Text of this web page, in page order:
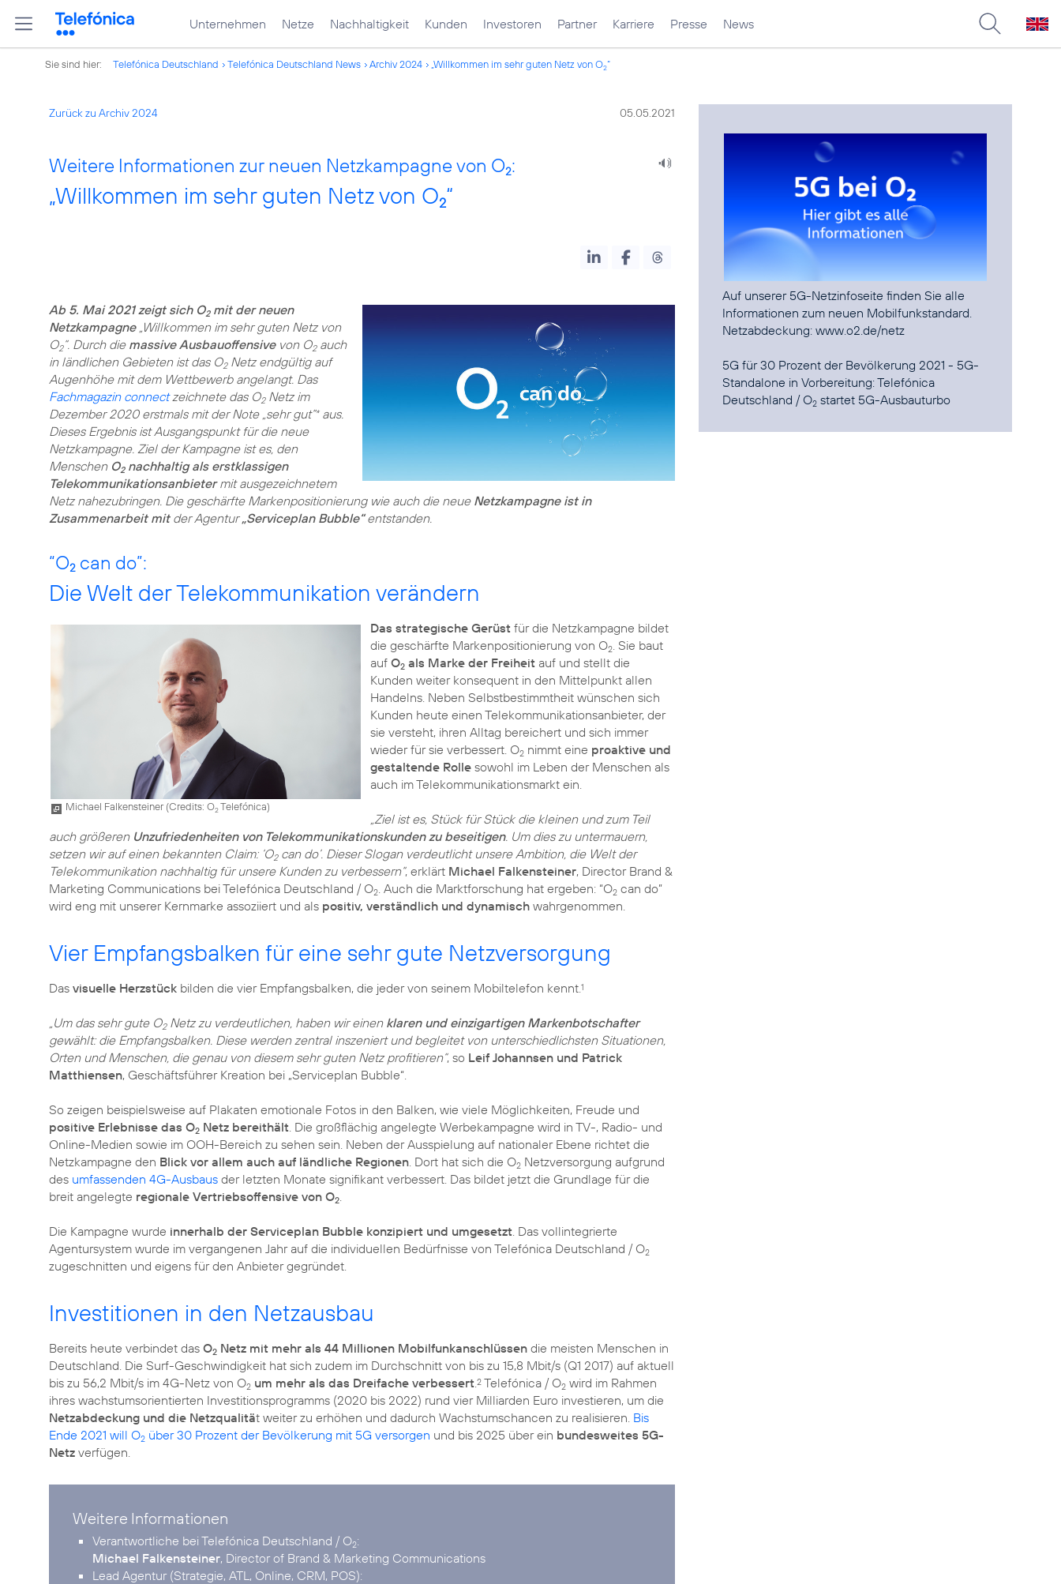
Unternehmen Netze Nachhaltigkeit Kunden Investoren Partner Karriere Presse News
Sie sind hier: Telefónica Deutschland Telefónica Deutschland News Archiv 2024 „Willkommen im sehr guten Netz von O2“
Zurück zu Archiv 2024 05.05.2021
Weitere Informationen zur neuen Netzkampagne von O2:
„Willkommen im sehr guten Netz von O2“
Ab 5. Mai 2021 zeigt sich O2mit der neuen
Netzkampagne„Willkommen im sehr guten Netz von
O2“. Durch die massive Ausbauoffensivevon O2auch
in ländlichen Gebieten ist das O2Netz endgültig auf
Augenhöhe mit dem Wettbewerb angelangt. Das
Fachmagazin connectzeichnete das O2Netz im
Dezember 2020 erstmals mit der Note „sehr gut“*aus.
Dieses Ergebnis ist Ausgangspunkt für die neue
Netzkampagne. Ziel der Kampagne ist es, den
Menschen O2nachhaltig als erstklassigen
Telekommunikationsanbietermit ausgezeichnetem
Netz nahezubringen. Die geschärfte Markenpositionierung wie auch die neue Netzkampagne ist in
Zusammenarbeit mitder Agentur„Serviceplan Bubble“entstanden.
“O2 can do”:
Die Welt der Telekommunikation verändern
Michael Falkensteiner (Credits: O2Telefónica)
Das strategische Gerüst für die Netzkampagne bildet
die geschärfte Markenpositionierung von O2. Sie baut
auf O2als Marke der Freiheit auf und stellt die
Kunden weiter konsequent in den Mittelpunkt allen
Handelns. Neben Selbstbestimmtheit wünschen sich
Kunden heute einen Telekommunikationsanbieter, der
sie versteht, ihren Alltag bereichert und sich immer
wieder für sie verbessert. O2nimmt eine proaktive und
gestaltende Rollesowohl im Leben der Menschen als
auch im Telekommunikationsmarkt ein.
„Ziel ist es, Stück für Stück die kleinen und zum Teil
auch größeren Unzufriedenheiten von Telekommunikationskunden zu beseitigen. Um dies zu untermauern,
setzen wir auf einen bekannten Claim: ‘O2can do’. Dieser Slogan verdeutlicht unsere Ambition, die Welt der
Telekommunikation nachhaltig für unsere Kunden zu verbessern“, erklärt Michael Falkensteiner, Director Brand &
Marketing Communications bei Telefónica Deutschland / O2. Auch die Marktforschung hat ergeben: “O2 can do”
wird eng mit unserer Kernmarke assoziiert und als positiv, verständlich und dynamisch wahrgenommen.
Vier Empfangsbalken für eine sehr gute Netzversorgung
Das visuelle Herzstück bilden die vier Empfangsbalken, die jeder von seinem Mobiltelefon kennt.1
„Um das sehr gute O2Netz zu verdeutlichen, haben wir einen klaren und einzigartigen Markenbotschafter
gewählt: die Empfangsbalken. Diese werden zentral inszeniert und begleitet von unterschiedlichsten Situationen,
Orten und Menschen, die genau von diesem sehr guten Netz profitieren“, so Leif Johannsen und Patrick
Matthiensen, Geschäftsführer Kreation bei „Serviceplan Bubble“.
So zeigen beispielsweise auf Plakaten emotionale Fotos in den Balken, wie viele Möglichkeiten, Freude und
positive Erlebnisse das O2 Netz bereithält. Die großflächig angelegte Werbekampagne wird in TV-, Radio- und
Online-Medien sowie im OOH-Bereich zu sehen sein. Neben der Ausspielung auf nationaler Ebene richtet die
Netzkampagne den Blick vor allem auch auf ländliche Regionen. Dort hat sich die O2 Netzversorgung aufgrund
des umfassenden 4G-Ausbaus der letzten Monate signifikant verbessert. Das bildet jetzt die Grundlage für die
breit angelegte regionale Vertriebsoffensive von O2.
Die Kampagne wurde innerhalb der Serviceplan Bubble konzipiert und umgesetzt. Das vollintegrierte
Agentursystem wurde im vergangenen Jahr auf die individuellen Bedürfnisse von Telefónica Deutschland / O2
zugeschnitten und eigens für den Anbieter gegründet.
Investitionen in den Netzausbau
Bereits heute verbindet das O2 Netz mit mehr als 44 Millionen Mobilfunkanschlüssen die meisten Menschen in
Deutschland. Die Surf-Geschwindigkeit hat sich zudem im Durchschnitt von bis zu 15,8 Mbit/s (Q1 2017) auf aktuell
bis zu 56,2 Mbit/s im 4G-Netz von O2 um mehr als das Dreifache verbessert.2 Telefónica / O2 wird im Rahmen
ihres wachstumsorientierten Investitionsprogramms (2020 bis 2022) rund vier Milliarden Euro investieren, um die
Netzabdeckung und die Netzqualität weiter zu erhöhen und dadurch Wachstumschancen zu realisieren. Bis
Ende 2021 will O2 über 30 Prozent der Bevölkerung mit 5G versorgen und bis 2025 über ein bundesweites 5G-
Netz verfügen.
Weitere Informationen
Verantwortliche bei Telefónica Deutschland / O2
Michael Falkensteiner, Director of Brand & Marketing Communications
Lead Agentur (Strategie, ATL, Online, CRM, POS):
Auf unserer 5G-Netzinfoseite finden Sie alle
Informationen zum neuen Mobilfunkstandard.
Netzabdeckung:www.o2.de/netz
5G für 30 Prozent der Bevölkerung 2021 - 5G-
Standalone in Vorbereitung:Telefónica
Deutschland / O2 startet 5G-Ausbauturbo